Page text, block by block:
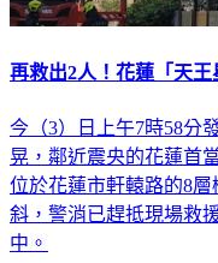
再救出2人！花蓮「天
今（3）日上午7時58分
晃，鄰近震央的花蓮首
位於花蓮市軒轅路的8
斜，警消已趕抵現場救
中。